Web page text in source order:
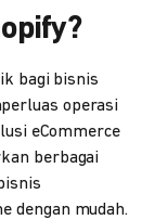
bagi bisnis
operasi
eCommerce
berbagai
dengan mudah.